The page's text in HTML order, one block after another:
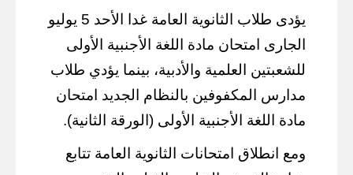
يؤدى طلاب الثانوية العامة غدا الأحد 5 يوليو
الجارى امتحان مادة اللغة الأجنبية الأولى
للشعبتين العلمية والأدبية، بينما يؤدي طلاب
مدارس المكفوفين بالنظام الجديد امتحان
مادة اللغة الأجنبية الأولى (الورقة الثانية).
ومع انطلاق امتحانات الثانوية العامة تتابع